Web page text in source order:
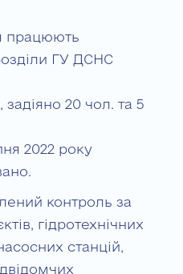
працюють
ГУ ДСНС
задіяно 20 чол. та 5
2022 року
контроль за
гідротехнічних
станцій,